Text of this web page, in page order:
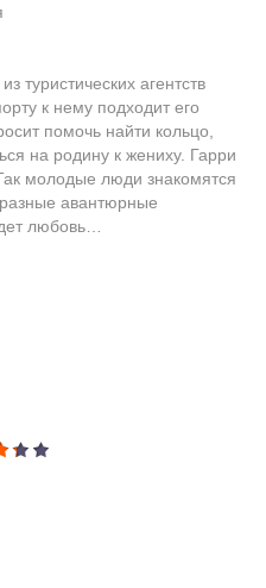
туристических агентств
к нему подходит его
помочь найти кольцо,
на родину к жениху. Гарри
молодые люди знакомятся
авантюрные
любовь…